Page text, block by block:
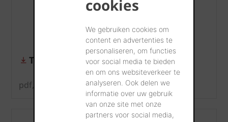
cookies
We gebruiken cookies om
content en advertenties te
personaliseren, om functies
voor social media te bieden
en om ons websiteverkeer te
analyseren. Ook delen we
informatie over uw gebruik
van onze site met onze
partners voor social media,
Tegelpan Plate Origine
pdf, 1 MB